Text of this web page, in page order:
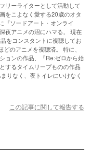
リーライターとして活動して
をこよなく愛する20歳のオタ
『ソードアート・オンライ
夜アニメの沼にハマる。 現在
をコンスタントに視聴してお
のアニメを視聴済。 特に、
ョンの作品、『Re:ゼロから始
するタイムリープものの作品
りなく、夜トイレにいけなく
この記事に関して報告する